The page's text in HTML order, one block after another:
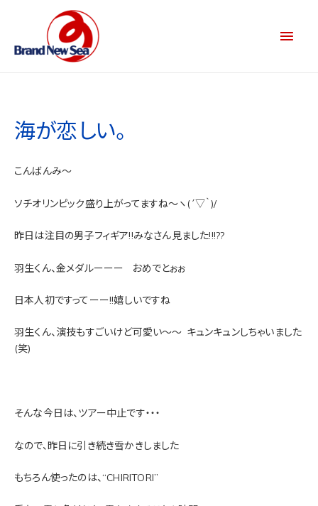
海が恋しい。
こんばんみ～
ソチオリンピック盛り上がってますね～ヽ(´▽｀)/
昨日は注目の男子フィギア!!みなさん見ました!!!??
羽生くん、金メダルーーー おめでとぉぉ
日本人初ですってーー!!嬉しいですね
羽生くん、演技もすごいけど可愛い～～ キュンキュンしちゃいました
(笑)
そんな今日は、ツアー中止です・・・
なので、昨日に引き続き雪かきしました
もちろん使ったのは、“CHIRITORI”